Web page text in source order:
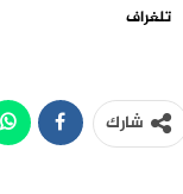
تلغراف
شارك